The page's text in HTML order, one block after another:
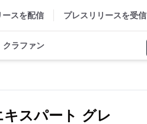
ースを配信 プレスリリースを受信
クラファン
キスパート グレ